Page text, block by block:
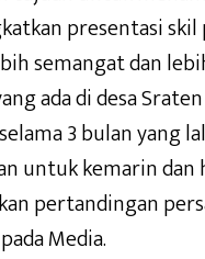
presentasi skil
semangat dan
ada di desa
3 bulan yang
untuk kemarin dan
pertandingan
Media.